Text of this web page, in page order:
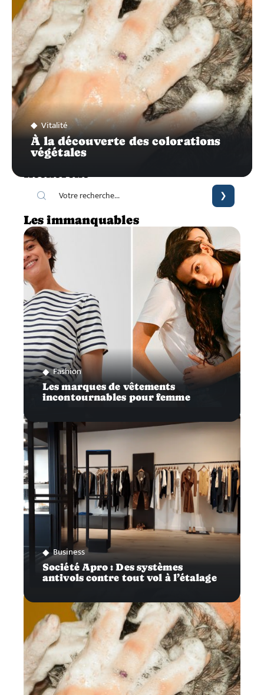
Vitalité
À la découverte des colorations
végétales
Recherche
Les immanquables
Fashion
Les marques de vêtements
incontournables pour femme
Business
Société Apro : Des systèmes
antivols contre tout vol à l’étalage